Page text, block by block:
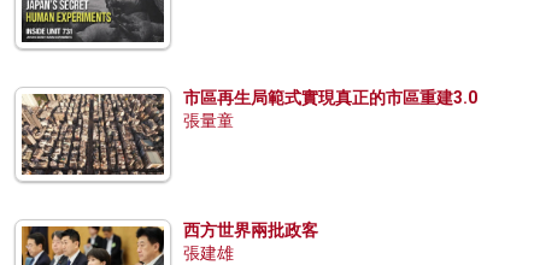
市區再生局範式實現真正的市區重建3.0
張量童
西方世界兩批政客
張建雄